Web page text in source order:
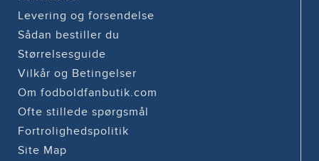
Levering og forsendelse
Sådan bestiller du
Størrelsesguide
Vilkår og Betingelser
Om fodboldfanbutik.com
Ofte stillede spørgsmål
Fortrolighedspolitik
Site Map